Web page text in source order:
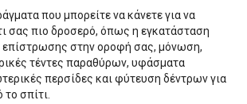
που μπορείτε να κάνετε για να
σας πιο δροσερό, όπως η εγκατάσταση
επίστρωσης στην οροφή σας, μόνωση,
τέντες παραθύρων, υφάσματα
περσίδες και φύτευση δέντρων για
σπίτι.